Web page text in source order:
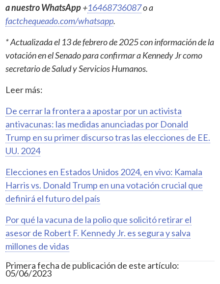
a nuestro WhatsApp+16468736087o a
factchequeado.com/whatsapp.
* Actualizada el 13 de febrero de 2025 con información de la
votación en el Senado para confirmar a Kennedy Jr como
secretario de Salud y Servicios Humanos.
Leer más:
De cerrar la frontera a apostar por un activista
antivacunas: las medidas anunciadas por Donald
Trump en su primer discurso tras las elecciones de EE.
UU. 2024
Elecciones en Estados Unidos 2024, en vivo: Kamala
Harris vs. Donald Trump en una votación crucial que
definirá el futuro del país
Por qué la vacuna de la polio que solicitó retirar el
asesor de Robert F. Kennedy Jr. es segura y salva
millones de vidas
Primera fecha de publicación de este artículo:
05/06/2023